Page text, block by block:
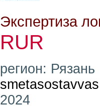
Экспертиза
RUR
регион:
2024